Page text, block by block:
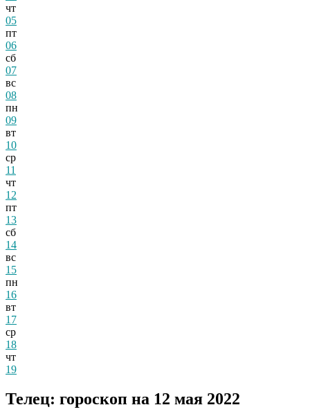
чт
05
пт
06
сб
07
вс
08
пн
09
вт
10
ср
11
чт
12
пт
13
сб
14
вс
15
пн
16
вт
17
ср
18
чт
19
Телец: гороскоп на 12 мая 2022